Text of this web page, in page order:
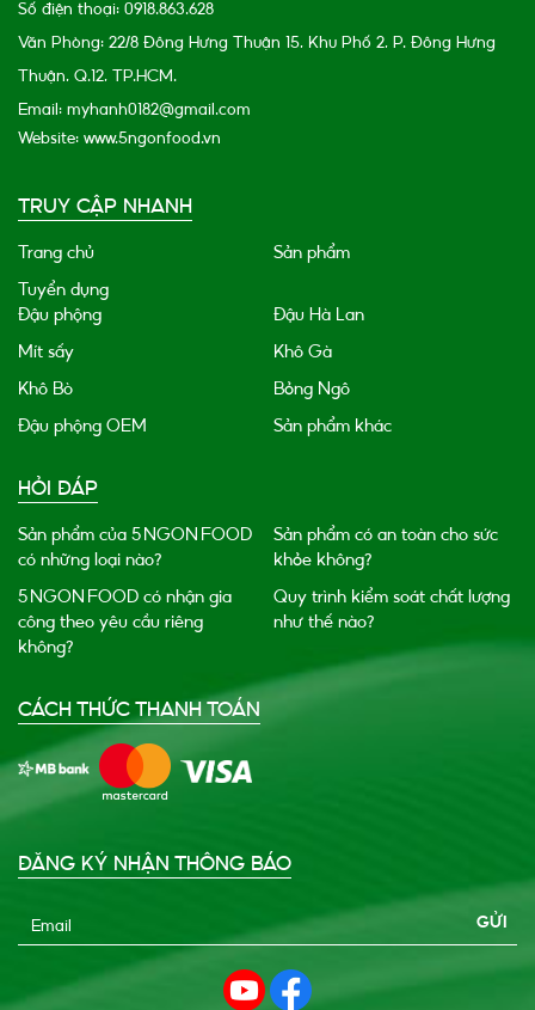
Số điện thoại: 0918.863.628
Văn Phòng: 22/8 Đông Hưng Thuận 15, Khu Phố 2, P. Đông Hưng
Thuận, Q.12, TP.HCM.
Email: myhanh0182@gmail.com
Website: www.5ngonfood.vn
TRUY CẬP NHANH
Trang chủ Sản phẩm
Tuyển dụng
Đậu phộng
Đậu Hà Lan
Mít sấy Khô Gà
Khô Bò Bỏng Ngô
Đậu phộng OEM Sản phẩm khác
HỎI ĐÁP
Sản phẩm của 5 NGON FOOD
có những loại nào?
Sản phẩm có an toàn cho sức
khỏe không?
5 NGON FOOD có nhận gia
công theo yêu cầu riêng
không?
Quy trình kiểm soát chất lượng
như thế nào?
CÁCH THỨC THANH TOÁN
ĐĂNG KÝ NHẬN THÔNG BÁO
Email